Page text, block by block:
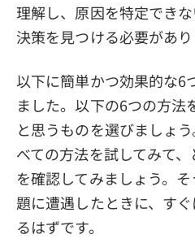
理解し、原因を特定でき
決策を見つける必要があり
以下に簡単かつ効果的な6
ました。以下の6つの方法
と思うものを選びましょ
べての方法を試してみて
を確認してみましょう。
題に遭遇したときに、す
るはずです。